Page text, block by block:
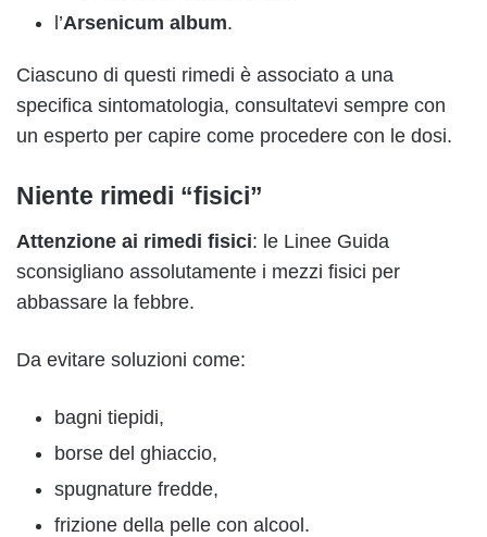
l’Arsenicum album.
Ciascuno di questi rimedi è associato a una
specifica sintomatologia, consultatevi sempre con
un esperto per capire come procedere con le dosi.
Niente rimedi “fisici”
Attenzione ai rimedi fisici: le Linee Guida
sconsigliano assolutamente i mezzi fisici per
abbassare la febbre.
Da evitare soluzioni come:
bagni tiepidi,
borse del ghiaccio,
spugnature fredde,
frizione della pelle con alcool.